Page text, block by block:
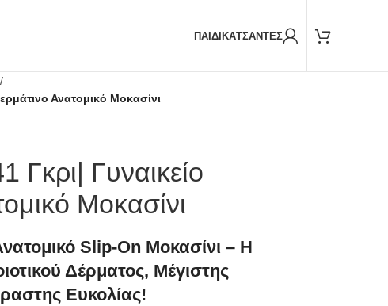
ΠΑΙΔΙΚΑΤΣΑΝΤΕΣ
/
Ανατομικό Μοκασίνι
Γκρι| Γυναικείο
Μοκασίνι
Slip-On Μοκασίνι – Η
Δέρματος, Μέγιστης
Ευκολίας!